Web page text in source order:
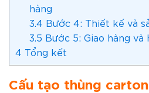
hàng
3.4 Bước 4: Thiết kế và
3.5 Bước 5: Giao hàng và
4 Tổng kết
Cấu tạo thùng